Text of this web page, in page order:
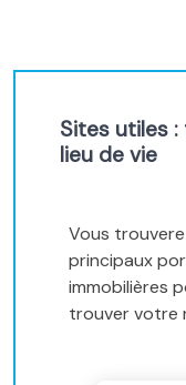
Sites utiles
lieu de vie
Vous
principaux
immobilières
trouver votre